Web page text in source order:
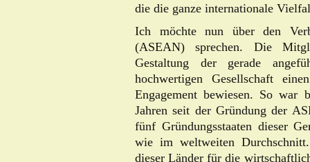
die die ganze internationale
Ich möchte nun über den
(ASEAN) sprechen. Die
Gestaltung der gerade
hochwertigen Gesellschaft
Engagement bewiesen. So war
Jahren seit der Gründung der
fünf Gründungsstaaten dieser
wie im weltweiten
dieser Länder für die